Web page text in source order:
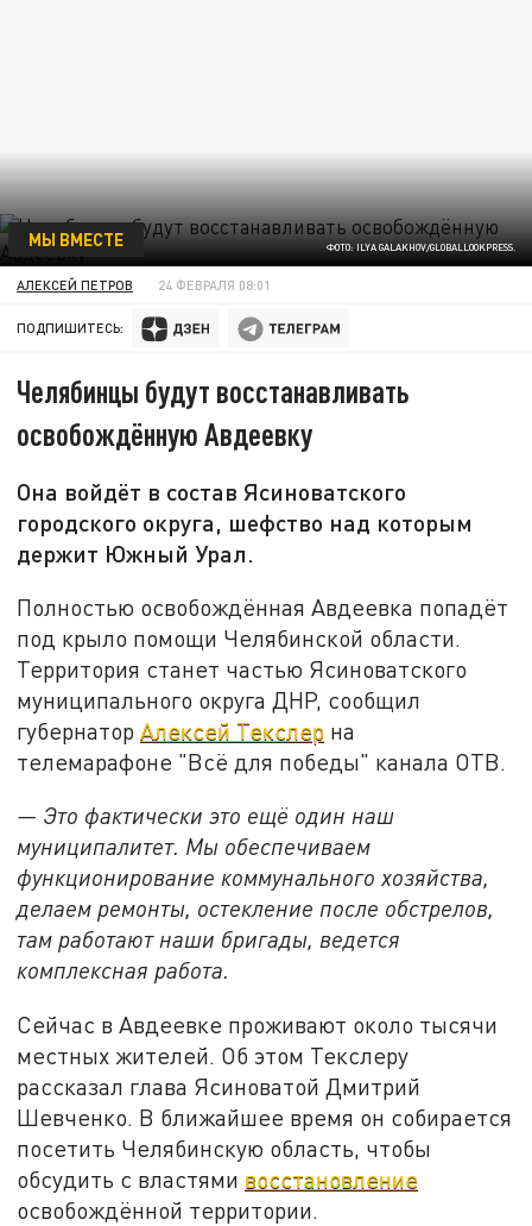
ФОТО: ILYA GALAKHOV/GLOBALLOOKPRESS.
МЫ ВМЕСТЕ
АЛЕКСЕЙ ПЕТРОВ 24 ФЕВРАЛЯ 08:01
ПОДПИШИТЕСЬ:
Челябинцы будут восстанавливать
освобождённую Авдеевку
Она войдёт в состав Ясиноватского
городского округа, шефство над которым
держит Южный Урал.
Полностью освобождённая Авдеевка попадёт
под крыло помощи Челябинской области.
Территория станет частью Ясиноватского
муниципального округа ДНР, сообщил
губернаторАлексей Текслер на
телемарафоне "Всё для победы" канала ОТВ.
— Это фактически это ещё один наш
муниципалитет. Мы обеспечиваем
функционирование коммунального хозяйства,
делаем ремонты, остекление после обстрелов,
там работают наши бригады, ведется
комплексная работа.
Сейчас в Авдеевке проживают около тысячи
местных жителей. Об этом Текслеру
рассказал глава Ясиноватой Дмитрий
Шевченко. В ближайшее время он собирается
посетить Челябинскую область, чтобы
обсудить с властями восстановление
освобождённой территории.